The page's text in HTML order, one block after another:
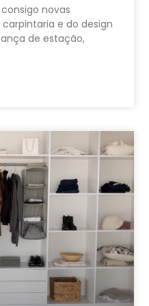
novas
e do design
de estação,